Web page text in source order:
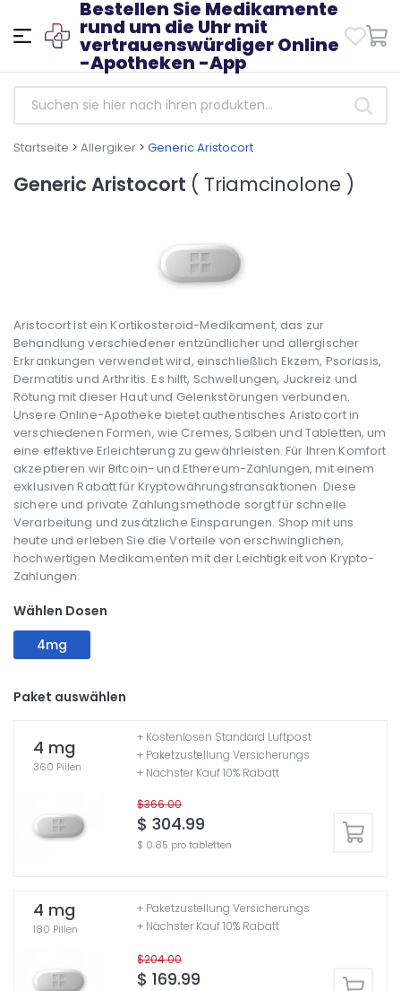
Bestellen Sie Medikamente
rund um die Uhr mit
vertrauenswürdiger Online
-Apotheken -App
Startseite > Allergiker > Generic Aristocort
Generic Aristocort ( Triamcinolone )
Aristocort ist ein Kortikosteroid-Medikament, das zur
Behandlung verschiedener entzündlicher und allergischer
Erkrankungen verwendet wird, einschließlich Ekzem, Psoriasis,
Dermatitis und Arthritis. Es hilft, Schwellungen, Juckreiz und
Rötung mit dieser Haut und Gelenkstörungen verbunden.
Unsere Online-Apotheke bietet authentisches Aristocort in
verschiedenen Formen, wie Cremes, Salben und Tabletten, um
eine effektive Erleichterung zu gewährleisten. Für Ihren Komfort
akzeptieren wir Bitcoin- und Ethereum-Zahlungen, mit einem
exklusiven Rabatt für Kryptowährungstransaktionen. Diese
sichere und private Zahlungsmethode sorgt für schnelle
Verarbeitung und zusätzliche Einsparungen. Shop mit uns
heute und erleben Sie die Vorteile von erschwinglichen,
hochwertigen Medikamenten mit der Leichtigkeit von Krypto-
Zahlungen.
Wählen Dosen
4mg
Paket auswählen
4 mg
360 Pillen
$366.00
$ 304.99
$ 0.85 pro tabletten
+ Kostenlosen Standard Luftpost
+ Paketzustellung Versicherungs
+ Nächster Kauf 10% Rabatt
4 mg
180 Pillen
$204.00
$ 169.99
+ Paketzustellung Versicherungs
+ Nächster Kauf 10% Rabatt